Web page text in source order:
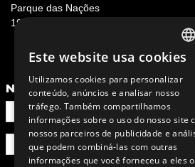
Parque das Nações
1990-073 Lisboa, Portugal
NEWSLETTER ENGLISH
Este website usa cookies
Utilizamos cookies para personalizar
conteúdo, anúncios e analisar nosso
tráfego. Também compartilhamos
informações sobre o uso do nosso site
nossos parceiros de publicidade e
que podem combiná-las com outras
informações que você forneceu a eles